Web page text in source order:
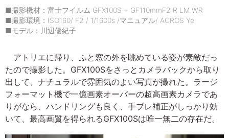
■撮影機材：富士フイルム GFX100S + GF110mmF2 R LM WR
■撮影環境：ISO160/ F2 / 1/1600s /マニュアル/ ACROS Ye
■モデル：川辺優紀子
アトリエに帰り、ふと窓の外を眺めている姿が素敵だっ
たので撮影した。GFX100Sをさっとカメラバックから取り
出して、ナチュラルで雰囲気のよい写真が撮れた。ラージ
フォーマット機で一億画素オーバーの超高画素カメラであ
りがなら、ハンドリングも良く、手ブレ補正がしっかり効
いて、最高画質を得られるGFX100Sは唯一無二の存在だ。